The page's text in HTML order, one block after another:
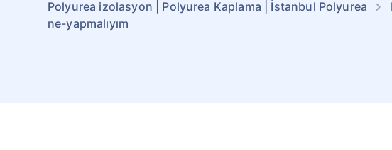
Polyurea izolasyon | Polyurea Kaplama | İstanbul Polyurea
ne-yapmalıyım